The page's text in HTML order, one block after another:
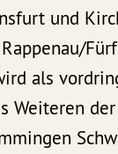
und
als
Weiteren